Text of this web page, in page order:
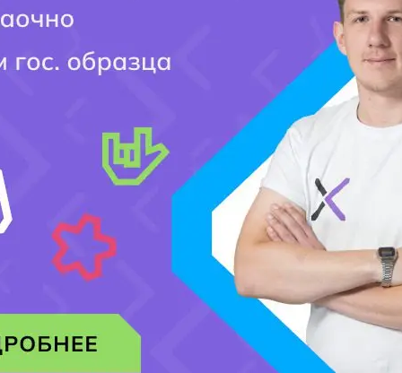
доходов и расходов бюджетных организаций, контроль и
т.е. занимается всеми финансовыми операциями компании.
– на базе основного среднего образование (после 9 класса);
– на базе общего среднего образование (после 11 класса).
Нормативный срок освоения образовательной учебной
программы по уровням квалификации.
На базе основного среднего образования:
Специалист среднего звена: 516053 – Экономист по
финансовой работе.
Специалист среднего звена – 2 года 10 месяцев
На базе общего среднего образования:
Специалист среднего звена: 516053 – Экономист по
финансовой работе.
Специалист среднего звена – 1 год 10 месяцев